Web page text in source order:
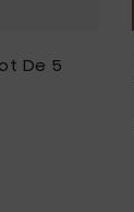
De 5